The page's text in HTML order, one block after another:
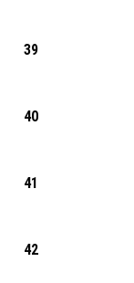
39
40
41
42